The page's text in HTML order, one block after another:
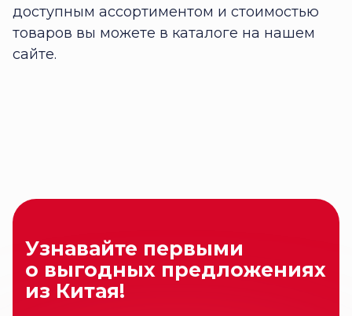
доступным ассортиментом и стоимостью
товаров вы можете в каталоге на нашем
сайте.
Узнавайте первыми
о выгодных предложениях
из Китая!
Свяжитесь с нами
любым удобным